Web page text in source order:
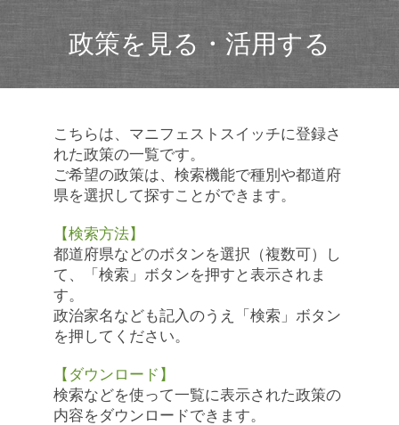
政策を見る・活用する
こちらは、マニフェストスイッチに登録さ
れた政策の一覧です。
ご希望の政策は、検索機能で種別や都道府
県を選択して探すことができます。
【検索方法】
都道府県などのボタンを選択（複数可）し
て、「検索」ボタンを押すと表示されま
す。
政治家名なども記入のうえ「検索」ボタン
を押してください。
【ダウンロード】
検索などを使って一覧に表示された政策の
内容をダウンロードできます。